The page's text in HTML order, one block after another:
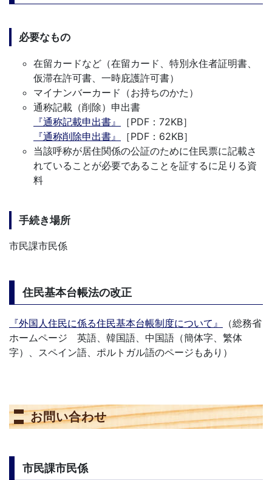
必要なもの
在留カードなど（在留カード、特別永住者証明書、
仮滞在許可書、一時庇護許可書）
マイナンバーカード（お持ちのかた）
通称記載（削除）申出書
『通称記載申出書』
［PDF：72KB］
『通称削除申出書』
［PDF：62KB］
当該呼称が居住関係の公証のために住民票に記載さ
れていることが必要であることを証するに足りる資
料
手続き場所
市民課市民係
住民基本台帳法の改正
『外国人住民に係る住民基本台帳制度について』
（総務省
ホームページ 英語、韓国語、中国語（簡体字、繁体
字）、スペイン語、ポルトガル語のページもあり）
お問い合わせ
市民課市民係